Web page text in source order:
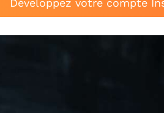
Développez votre compte